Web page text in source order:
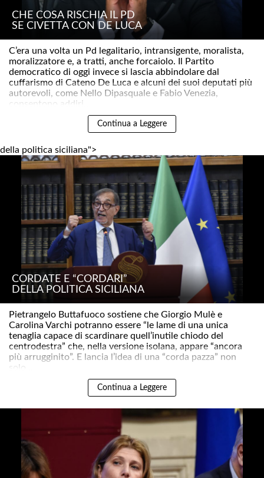
CHE COSA RISCHIA IL PD
SE CIVETTA CON DE LUCA
C’era una volta un Pd legalitario, intransigente, moralista,
moralizzatore e, a tratti, anche forcaiolo. Il Partito
democratico di oggi invece si lascia abbindolare dal
cuffarismo di Cateno De Luca e alcuni dei suoi deputati più
autorevoli, come Nello Dipasquale e Fabio Venezia,
consentono addiri..
Continua a Leggere
della politica siciliana">
CORDATE E “CORDARI”
DELLA POLITICA SICILIANA
Pietrangelo Buttafuoco sostiene che Giorgio Mulè e
Carolina Varchi potranno essere “le lame di una unica
tenaglia capace di scardinare quell’inutile chiodo del
centrodestra” che, nella versione isolana, appare “ancora
più arrugginito”. E lancia l’idea di una “corda pazza” non
solo ..
Continua a Leggere